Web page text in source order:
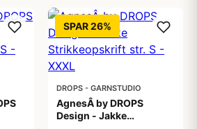
SPAR 26%
DROPS - GARNSTUDIO
AgnesÂ by DROPS
Design - Jakke